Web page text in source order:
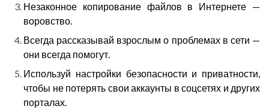
Незаконное копирование файлов в Интернете —
воровство.
Всегда рассказывай взрослым о проблемах в сети —
они всегда помогут.
Используй настройки безопасности и приватности,
чтобы не потерять свои аккаунты в соцсетях и других
порталах.